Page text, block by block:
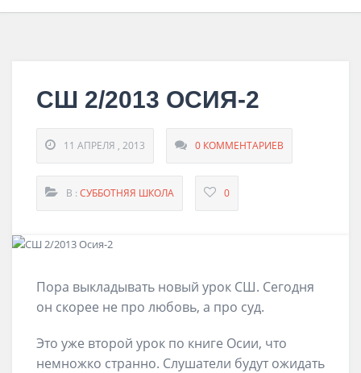
СШ 2/2013 ОСИЯ-2
11 АПРЕЛЯ , 2013 0 КОММЕНТАРИЕВ
В : СУББОТНЯЯ ШКОЛА 0
Пора выкладывать новый урок СШ. Сегодня
он скорее не про любовь, а про суд.
Это уже второй урок по книге Осии, что
немножко странно. Слушатели будут ожидать